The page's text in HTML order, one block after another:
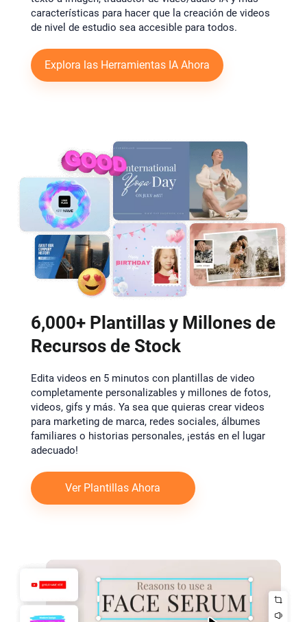
características para hacer que la creación de videos
de nivel de estudio sea accesible para todos.
Explora las Herramientas IA Ahora
6,000+ Plantillas y Millones de
Recursos de Stock
Edita videos en 5 minutos con plantillas de video
completamente personalizables y millones de fotos,
videos, gifs y más. Ya sea que quieras crear videos
para marketing de marca, redes sociales, álbumes
familiares o historias personales, ¡estás en el lugar
adecuado!
Ver Plantillas Ahora